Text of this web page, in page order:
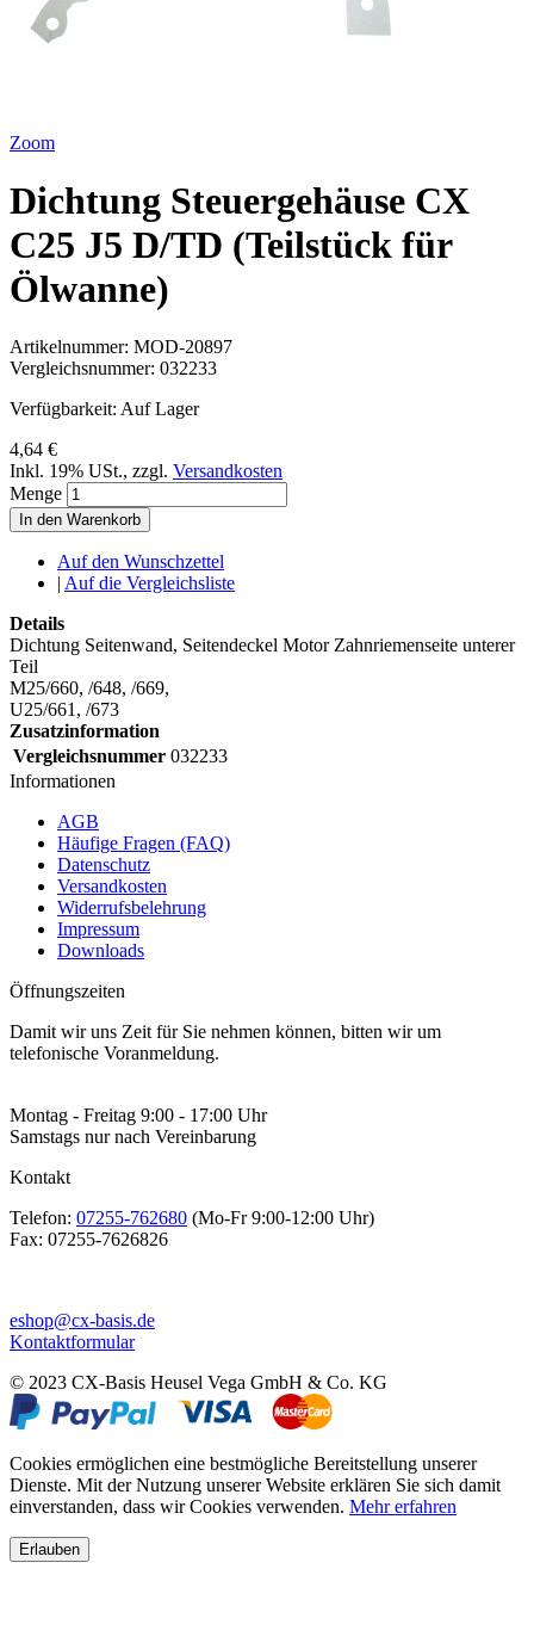
Zoom
Dichtung Steuergehäuse CX
C25 J5 D/TD (Teilstück für
Ölwanne)
Artikelnummer: MOD-20897
Vergleichsnummer: 032233
Verfügbarkeit: Auf Lager
4,64 €
Inkl. 19% USt., zzgl. Versandkosten
Menge
In den Warenkorb
Auf den Wunschzettel
| Auf die Vergleichsliste
Details
Dichtung Seitenwand, Seitendeckel Motor Zahnriemenseite unterer
Teil
M25/660, /648, /669,
U25/661, /673
Zusatzinformation
Vergleichsnummer 032233
Informationen
AGB
Häufige Fragen (FAQ)
Datenschutz
Versandkosten
Widerrufsbelehrung
Impressum
Downloads
Öffnungszeiten
Damit wir uns Zeit für Sie nehmen können, bitten wir um
telefonische Voranmeldung.
Montag - Freitag 9:00 - 17:00 Uhr
Samstags nur nach Vereinbarung
Kontakt
Telefon: 07255-762680 (Mo-Fr 9:00-12:00 Uhr)
Fax: 07255-7626826
eshop@cx-basis.de
Kontaktformular
© 2023 CX-Basis Heusel Vega GmbH & Co. KG
Cookies ermöglichen eine bestmögliche Bereitstellung unserer
Dienste. Mit der Nutzung unserer Website erklären Sie sich damit
einverstanden, dass wir Cookies verwenden. Mehr erfahren
Erlauben